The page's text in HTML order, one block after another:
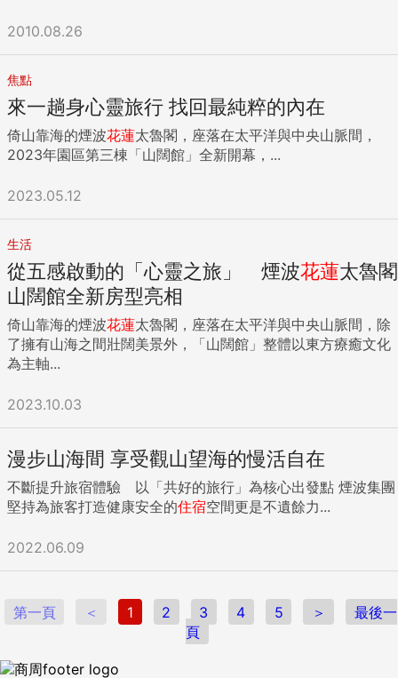
2010.08.26
焦點
來一趟身心靈旅行 找回最純粹的內在
倚山靠海的煙波花蓮太魯閣，座落在太平洋與中央山脈間，
2023年園區第三棟「山闊館」全新開幕，...
2023.05.12
生活
從五感啟動的「心靈之旅」 煙波花蓮太魯閣
山闊館全新房型亮相
倚山靠海的煙波花蓮太魯閣，座落在太平洋與中央山脈間，除
了擁有山海之間壯闊美景外，「山闊館」整體以東方療癒文化
為主軸...
2023.10.03
漫步山海間 享受觀山望海的慢活自在
不斷提升旅宿體驗 以「共好的旅行」為核心出發點 煙波集團
堅持為旅客打造健康安全的住宿空間更是不遺餘力...
2022.06.09
第一頁 ＜ 1 2 3 4 5 ＞
最後一
頁